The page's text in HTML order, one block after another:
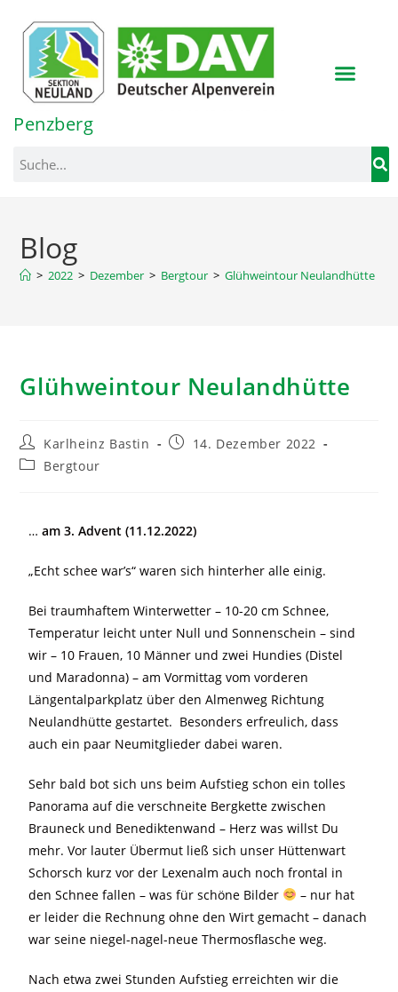
springen
Penzberg
Blog
> 2022 > Dezember > Bergtour > Glühweintour Neulandhütte
Glühweintour Neulandhütte
Karlheinz Bastin
14. Dezember 2022
Bergtour
…am 3. Advent (11.12.2022)
„Echt schee war’s“ waren sich hinterher alle einig.
Bei traumhaftem Winterwetter – 10-20 cm Schnee,
Temperatur leicht unter Null und Sonnenschein – sind
wir – 10 Frauen, 10 Männer und zwei Hundies (Distel
und Maradonna) – am Vormittag vom vorderen
Längental­parkplatz über den Almenweg Richtung
Neulandhütte gestartet. Besonders erfreulich, dass
auch ein paar Neumitglieder dabei waren.
Sehr bald bot sich uns beim Aufstieg schon ein tolles
Panorama auf die verschneite Bergkette zwischen
Brauneck und Benediktenwand – Herz was willst Du
mehr. Vor lauter Übermut ließ sich unser Hüttenwart
Schorsch kurz vor der Lexenalm auch noch frontal in
den Schnee fallen – was für schöne Bilder
– nur hat
er leider die Rechnung ohne den Wirt gemacht – danach
war seine niegel-nagel-neue Thermosflasche weg.
Nach etwa zwei Stunden Aufstieg erreichten wir die